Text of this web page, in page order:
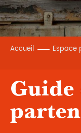
Accueil Espace
Guide